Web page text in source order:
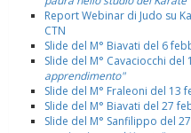
Report Webinar di Judo su
CTN
Slide del M° Biavati del 6
Slide del M° Cavaciocchi del
apprendimento"
Slide del M° Fraleoni del 13
Slide del M° Biavati del 27
Slide del M° Sanfilippo del